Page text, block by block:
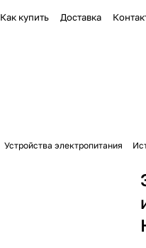
Как купить Доставка
Устройства электропитания